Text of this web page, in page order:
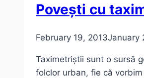
Povești cu
February 19, 2013January
Taximetriștii sunt o sursă
folclor urban, fie că